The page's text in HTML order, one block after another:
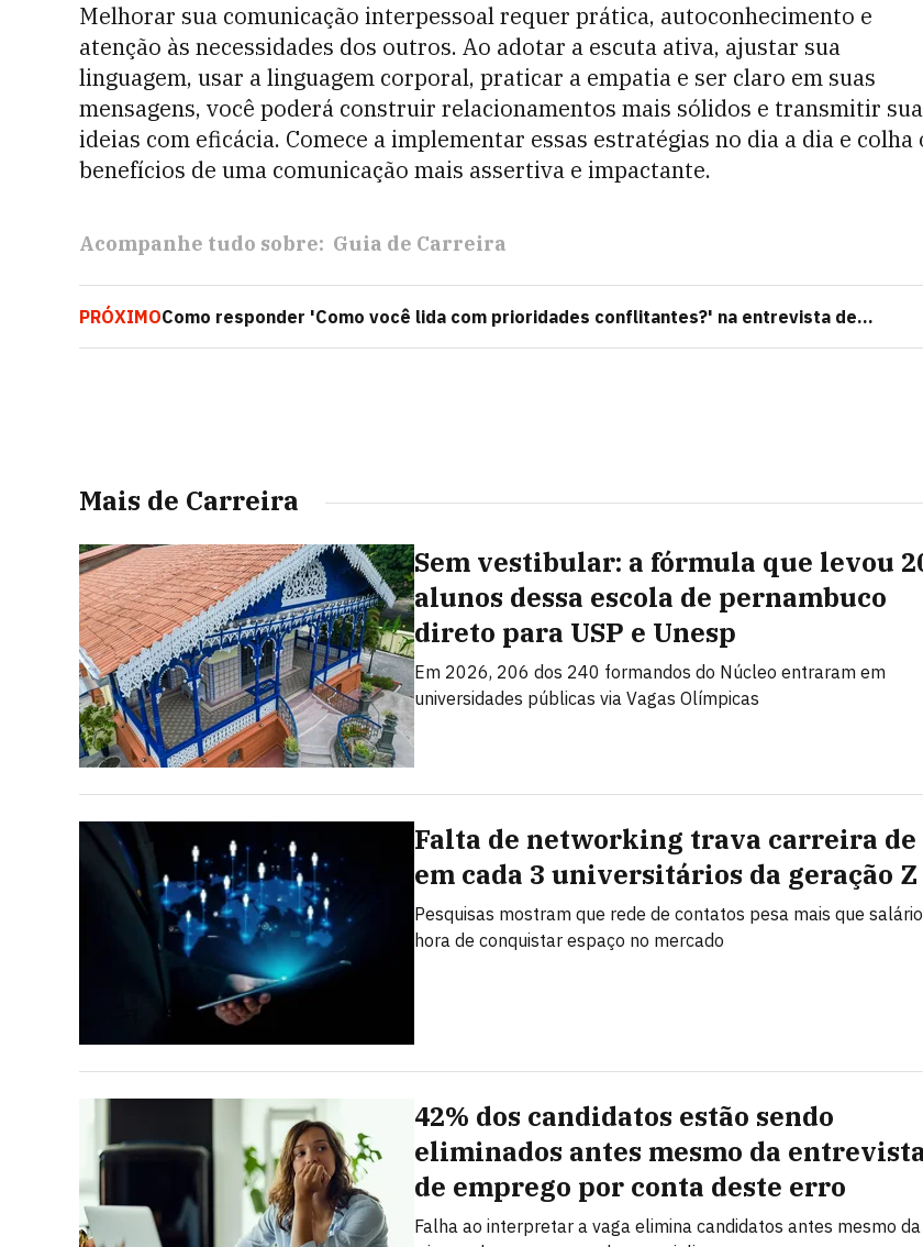
Melhorar sua comunicação interpessoal requer prática, autoconhecimento e
atenção às necessidades dos outros. Ao adotar a escuta ativa, ajustar sua
linguagem, usar a linguagem corporal, praticar a empatia e ser claro em suas
mensagens, você poderá construir relacionamentos mais sólidos e transmitir
ideias com eficácia. Comece a implementar essas estratégias no dia a dia e colha
benefícios de uma comunicação mais assertiva e impactante.
Acompanhe tudo sobre: Guia de Carreira
PRÓXIMOComo responder 'Como você lida com prioridades conflitantes?' na entrevista de
emprego
Mais de Carreira
Sem vestibular: a fórmula que levou
alunos dessa escola de pernambuco
direto para USP e Unesp
Em 2026, 206 dos 240 formandos do Núcleo entraram em
universidades públicas via Vagas Olímpicas
Falta de networking trava carreira de
em cada 3 universitários da geração Z
Pesquisas mostram que rede de contatos pesa mais que
hora de conquistar espaço no mercado
42% dos candidatos estão sendo
eliminados antes mesmo da
de emprego por conta deste erro
Falha ao interpretar a vaga elimina candidatos antes mesmo da